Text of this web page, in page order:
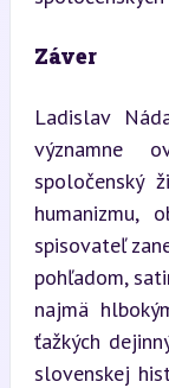
Záver
Ladislav
významne
spoločenský
humanizmu,
spisovateľ
pohľadom,
najmä
ťažkých
slovenskej